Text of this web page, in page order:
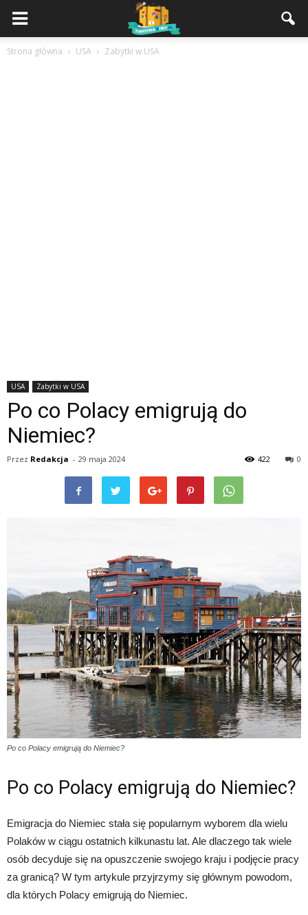
Strona główna USA Zabytki w USA
USA Zabytki w USA
Po co Polacy emigrują do
Niemiec?
Przez Redakcja - 29 maja 2024 0
422
Po co Polacy emigrują do Niemiec?
Po co Polacy emigrują do Niemiec?
Emigracja do Niemiec stała się popularnym wyborem dla wielu
Polaków w ciągu ostatnich kilkunastu lat. Ale dlaczego tak wiele
osób decyduje się na opuszczenie swojego kraju i podjęcie pracy
za granicą? W tym artykule przyjrzymy się głównym powodom,
dla których Polacy emigrują do Niemiec.